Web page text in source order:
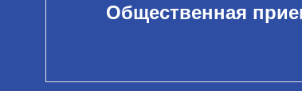
Общественная